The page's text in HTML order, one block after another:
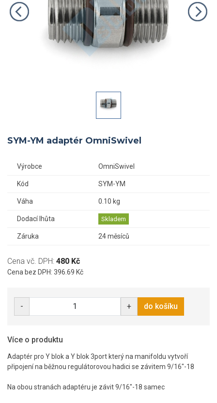
SYM-YM adaptér OmniSwivel
Výrobce OmniSwivel
Kód SYM-YM
Váha 0.10 kg
Dodací lhůta Skladem
Záruka 24 měsíců
Cena vč. DPH: 480 Kč
Cena bez DPH: 396.69 Kč
- + do košíku
Více o produktu
Adaptér pro Y blok a Y blok 3port který na manifoldu vytvoří
připojení na běžnou regulátorovou hadici se závitem 9/16"-18
Na obou stranách adaptéru je závit 9/16"-18 samec